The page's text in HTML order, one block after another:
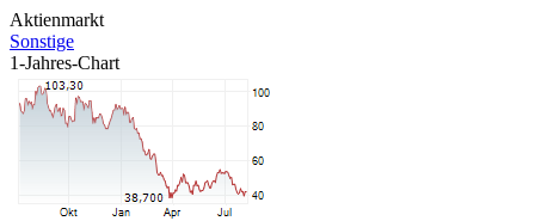
Aktienmarkt
Sonstige
1-Jahres-Chart